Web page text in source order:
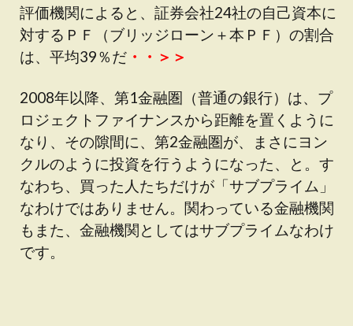
評価機関によると、証券会社24社の自己資本に
対するＰＦ（ブリッジローン＋本ＰＦ）の割合
は、平均39％だ ・・＞＞
2008年以降、第1金融圏（普通の銀行）は、プ
ロジェクトファイナンスから距離を置くように
なり、その隙間に、第2金融圏が、まさにヨン
クルのように投資を行うようになった、と。す
なわち、買った人たちだけが「サブプライム」
なわけではありません。関わっている金融機関
もまた、金融機関としてはサブプライムなわけ
です。